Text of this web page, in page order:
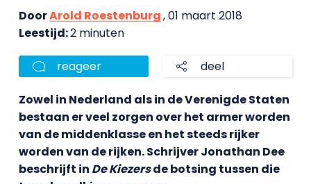
DoorArold Roestenburg, 01 maart 2018
Leestijd:2 minuten
reageer deel
Zowel in Nederland als in de Verenigde Staten
bestaan er veel zorgen over het armer worden
van de middenklasse en het steeds rijker
worden van de rijken. Schrijver Jonathan Dee
beschrijft in De Kiezersde botsing tussen die